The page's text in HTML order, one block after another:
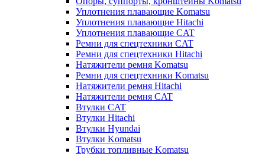
Уплотнения плавающие Komatsu
Уплотнения плавающие Hitachi
Уплотнения плавающие CAT
Ремни для спецтехники CAT
Ремни для спецтехники Hitachi
Натяжители ремня Komatsu
Ремни для спецтехники Komatsu
Натяжители ремня Hitachi
Натяжители ремня CAT
Втулки CAT
Втулки Hitachi
Втулки Hyundai
Втулки Komatsu
Трубки топливные Komatsu